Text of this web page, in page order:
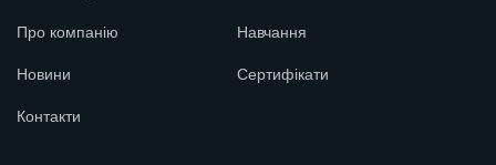
Про компанію Навчання
Новини Сертифікати
Контакти